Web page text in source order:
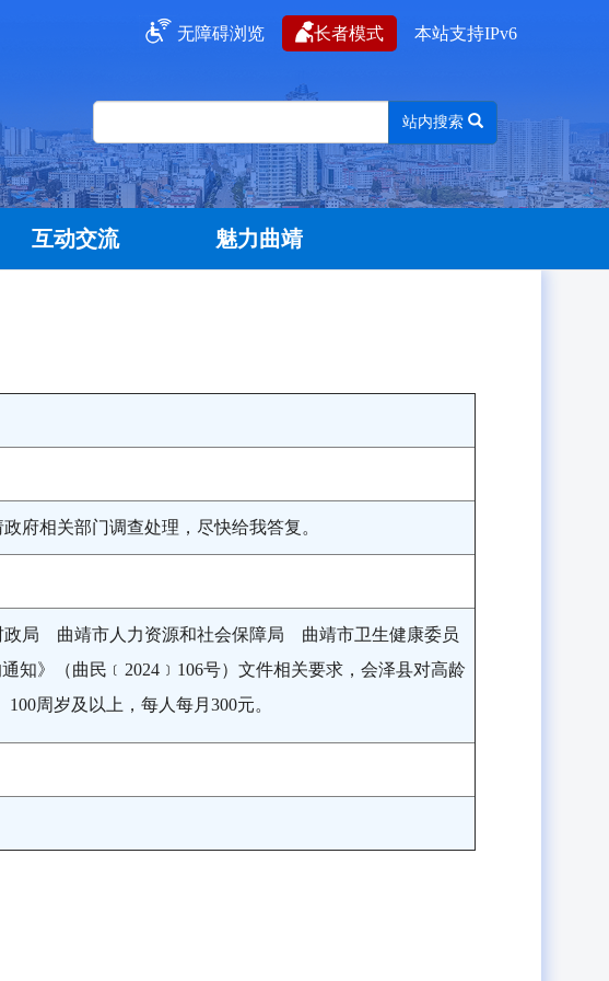
无障碍浏览 长者模式 本站支持IPv6
站内搜索
互动交流 魅力曲靖
府相关部门调查处理，尽快给我答复。
局 曲靖市人力资源和社会保障局 曲靖市卫生健康委员
》（曲民﹝2024﹞106号）文件相关要求，会泽县对高龄
周岁及以上，每人每月300元。